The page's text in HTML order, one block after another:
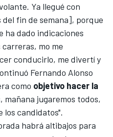
Ya llegué con
fin de semana], porque
ha dado indicaciones
mo me
conducirlo, me divertí y
Fernando Alonso
como objetivo hacer la
mañana jugaremos todos,
los candidatos".
habrá altibajos para